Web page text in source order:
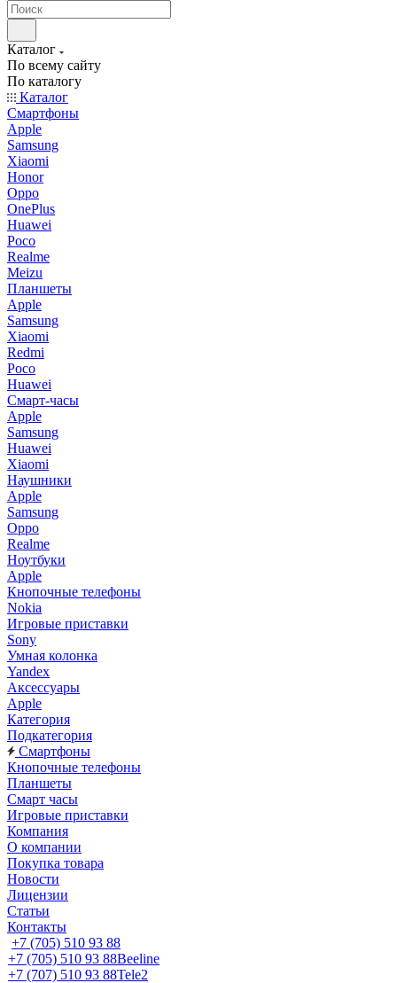
Каталог
По всему сайту
По каталогу
Каталог
Смартфоны
Apple
Samsung
Xiaomi
Honor
Oppo
OnePlus
Huawei
Poco
Realme
Meizu
Планшеты
Apple
Samsung
Xiaomi
Redmi
Poco
Huawei
Смарт-часы
Apple
Samsung
Huawei
Xiaomi
Наушники
Apple
Samsung
Oppo
Realme
Ноутбуки
Apple
Кнопочные телефоны
Nokia
Игровые приставки
Sony
Умная колонка
Yandex
Аксессуары
Apple
Категория
Подкатегория
Смартфоны
Кнопочные телефоны
Планшеты
Смарт часы
Игровые приставки
Компания
О компании
Покупка товара
Новости
Лицензии
Статьи
Контакты
+7 (705) 510 93 88
+7 (705) 510 93 88Beeline
+7 (707) 510 93 88Tele2